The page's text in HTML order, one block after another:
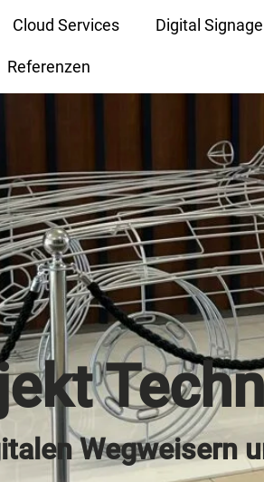
Cloud Services Digital Signage
Referenzen
Wegweisern